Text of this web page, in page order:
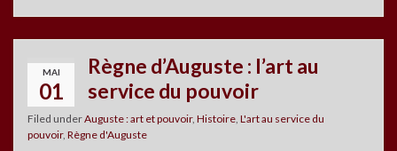
MAI
01
Règne d’Auguste : l’art au
service du pouvoir
Filed underAuguste : art et pouvoir, Histoire L'art au service du
pouvoir, Règne d'Auguste